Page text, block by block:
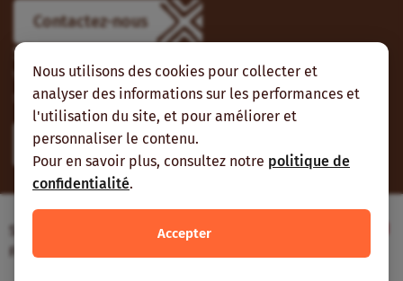
Nous utilisons des cookies pour collecter et
analyser des informations sur les performances et
l'utilisation du site, et pour améliorer et
personnaliser le contenu.
Pour en savoir plus, consultez notre politique de
confidentialité.
Accepter
Contactez-nous
Suivez-nous
Vous pouvez aussi vous abonner à nos flux RSS et nous
suivre sur les réseaux sociaux.
Site web réalisé avec le soutien de l’Agence
Française de Développement